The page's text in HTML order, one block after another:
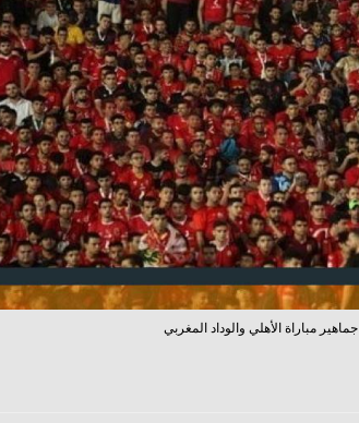
مباراة الأهلي والوداد المغربي
بث مباشر.. مباراة الزمالك